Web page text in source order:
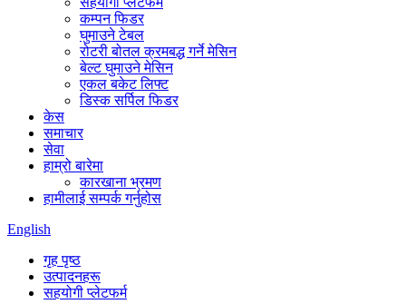
कम्पन फिडर
घुमाउने टेबल
रोटरी बोतल क्रमबद्ध गर्ने मेसिन
बेल्ट घुमाउने मेसिन
एकल बकेट लिफ्ट
डिस्क सर्पिल फिडर
केस
समाचार
सेवा
हाम्रो बारेमा
कारखाना भ्रमण
हामीलाई सम्पर्क गर्नुहोस
English
गृह पृष्ठ
उत्पादनहरू
सहयोगी प्लेटफर्म